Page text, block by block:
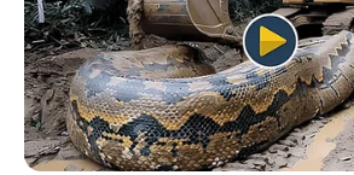
WhatsApp!
Fique informado em tempo real
notícias de Paraguaçu Paulista e